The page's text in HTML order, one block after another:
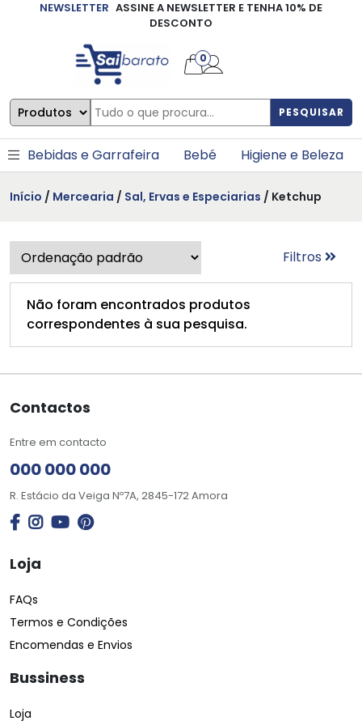
NEWSLETTER ASSINE A NEWSLETTER E TENHA 10% DE
DESCONTO
PESQUISAR
0
Bebidas e Garrafeira Bebé Higiene e Beleza
Início / Mercearia / Sal, Ervas e Especiarias / Ketchup
Filtros
Não foram encontrados produtos
correspondentes à sua pesquisa.
Contactos
Entre em contacto
000 000 000
R. Estácio da Veiga Nº7A, 2845-172 Amora
Loja
FAQs
Termos e Condições
Encomendas e Envios
Bussiness
Loja